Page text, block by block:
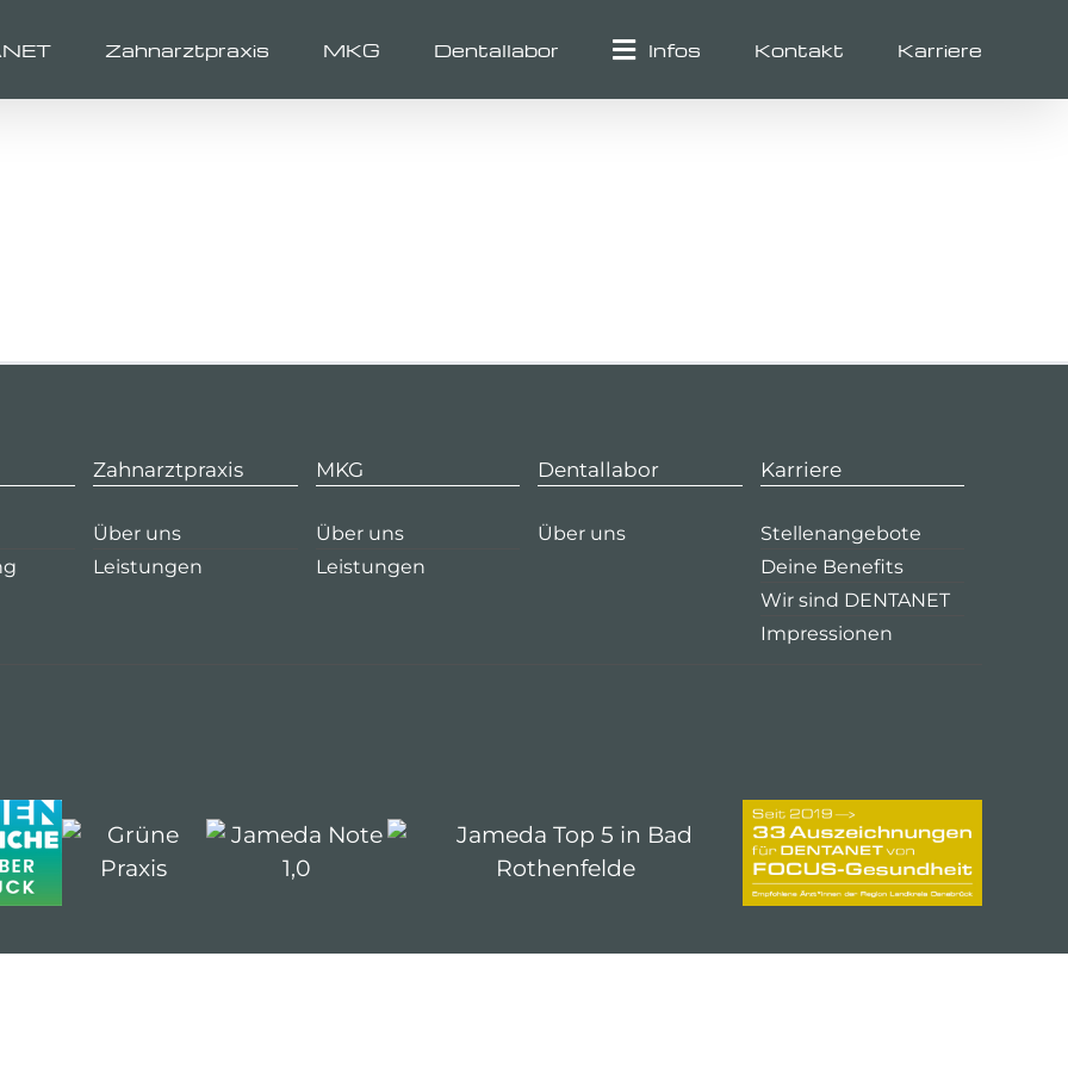
Zahnarztpraxis MKG Dentallabor Infos Kontakt Karriere
Zahnarztpraxis
Über uns
Leistungen
MKG
Über uns
Leistungen
Dentallabor
Über uns
Karriere
Stellenangebote
Deine Benefits
Wir sind DENTANET
Impressionen